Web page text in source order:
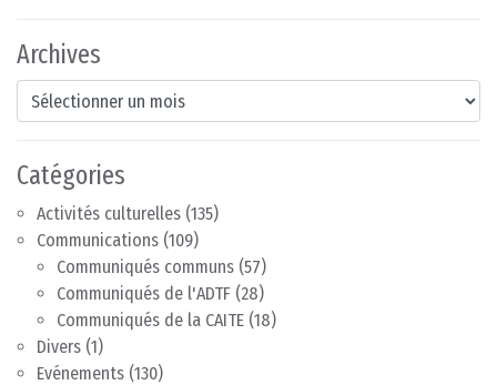
Archives
Archives
Catégories
Activités culturelles (135)
Communications (109)
Communiqués communs (57)
Communiqués de l'ADTF (28)
Communiqués de la CAITE (18)
Divers (1)
Evénements (130)